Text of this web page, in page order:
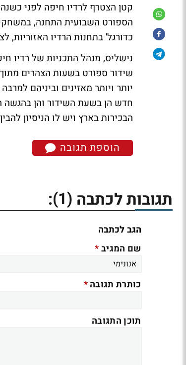
הספורט השבועית התחנה,
כדורגל' בתחנות הרדיו האזוריות,
נישליס, מנהל התכניות של רדיו
שידור ספורט בשעות הצהרים
יותר ויותר מאזינים וביניהם
חדש הן בשעת השידור והן
הבכירות בארץ ויש לו הניסיון
הוספת תגובה
תגובות לכתבה (1)
:
הגב לכתבה
שם המגיב*
כותרת תגובה*
תוכן התגובה